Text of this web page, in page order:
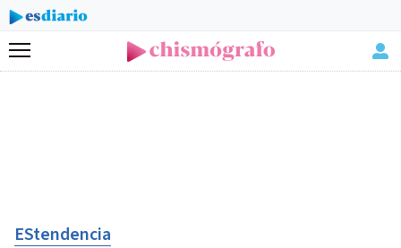
Menú
EStendencia